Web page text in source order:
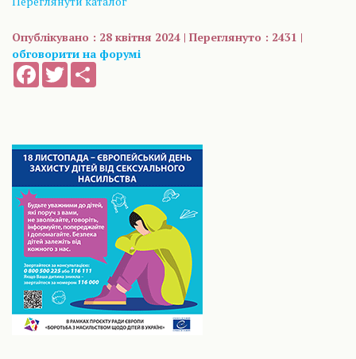
Опублікувано : 28 квітня 2024 | Переглянуто : 2431 |
обговорити на форумі
FacebookTwitter